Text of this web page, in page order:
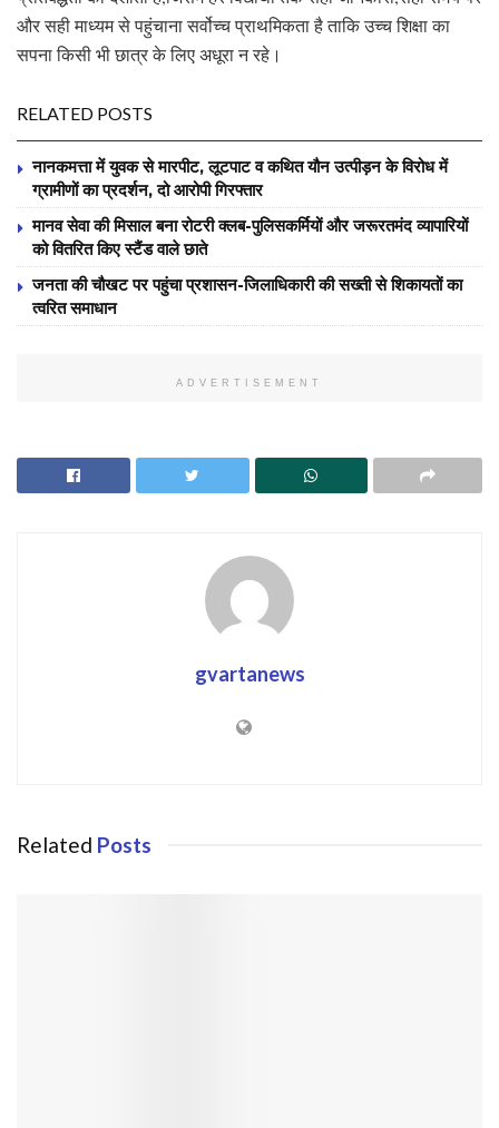
और सही माध्यम से पहुंचाना सर्वोच्च प्राथमिकता है ताकि उच्च शिक्षा का
सपना किसी भी छात्र के लिए अधूरा न रहे।
RELATED POSTS
नानकमत्ता में युवक से मारपीट, लूटपाट व कथित यौन उत्पीड़न के विरोध में
ग्रामीणों का प्रदर्शन, दो आरोपी गिरफ्तार
मानव सेवा की मिसाल बना रोटरी क्लब-पुलिसकर्मियों और जरूरतमंद व्यापारियों
को वितरित किए स्टैंड वाले छाते
जनता की चौखट पर पहुंचा प्रशासन-जिलाधिकारी की सख्ती से शिकायतों का
त्वरित समाधान
ADVERTISEMENT
gvartanews
Related Posts